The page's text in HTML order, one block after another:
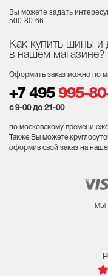
Как купить шины и
в нашем магазине?
Оформить заказ можно по
+7 495 995-
с 9-00 до 21-00
по московскому времени
Также Вы можете
оформив свой заказ на
Вы можете задать
500-80-66.
мы